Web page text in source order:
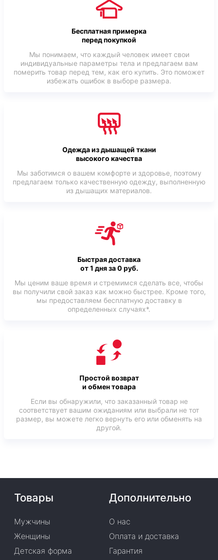
Бесплатная примерка
перед покупкой
Мы понимаем, что каждый человек имеет свои
индивидуальные параметры тела и предлагаем вам
померить товар перед тем, как его купить. Это поможет
избежать ошибок в выборе размера.
Одежда из дышащей ткани
высокого качества
Мы заботимся о вашем комфорте и здоровье, поэтому
предлагаем только качественную одежду, выполненную
из дышащих материалов.
Быстрая доставка
от 1 дня за 0 руб.
Мы ценим ваше время и стремимся сделать все, чтобы
вы получили свой заказ как можно быстрее. Кроме того,
мы предоставляем бесплатную доставку в
определенных случаях*.
Простой возврат
и обмен товара
Если вы обнаружили, что заказанный товар не
соответствует вашим ожиданиям или выбрали не тот
размер, вы можете легко вернуть его или обменять на
другой.
Товары
Мужчины
Женщины
Детская форма
Дополнительно
О нас
Оплата и доставка
Гарантия